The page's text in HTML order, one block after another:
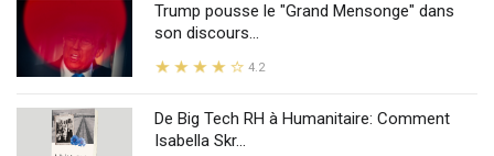
Trump pousse le "Grand Mensonge" dans
son discours...
4.2
De Big Tech RH à Humanitaire: Comment
Isabella Skr...